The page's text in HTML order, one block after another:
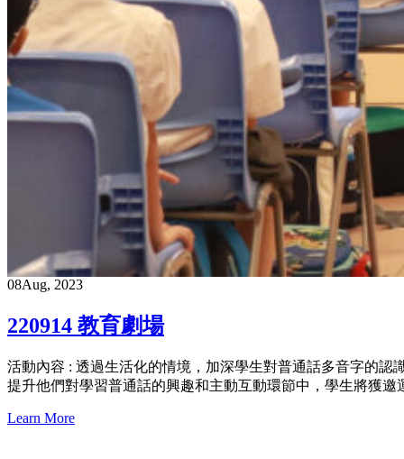
08Aug, 2023
220914 教育劇場
活動內容 : 透過生活化的情境，加深學生對普通話多音字的
提升他們對學習普通話的興趣和主動互動環節中，學生將獲
Learn More